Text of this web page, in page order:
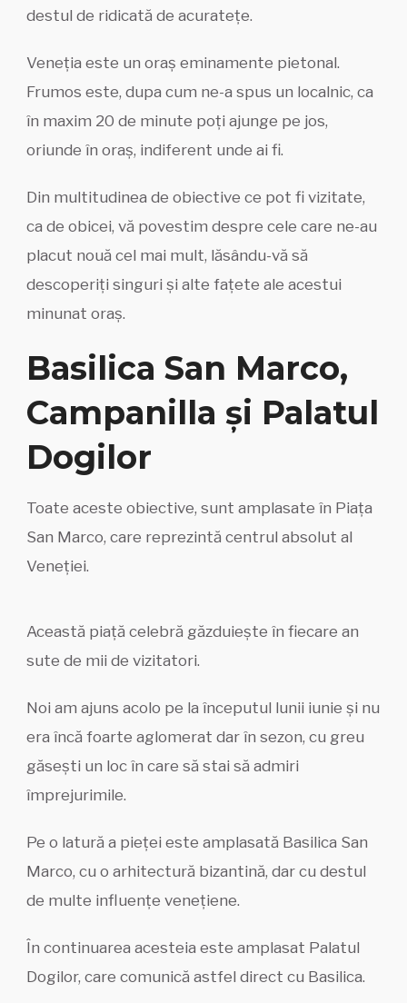
destul de ridicată de acuratețe.
Veneția este un oraș eminamente pietonal.
Frumos este, dupa cum ne-a spus un localnic, ca
în maxim 20 de minute poți ajunge pe jos,
oriunde în oraș, indiferent unde ai fi.
Din multitudinea de obiective ce pot fi vizitate,
ca de obicei, vă povestim despre cele care ne-au
placut nouă cel mai mult, lăsându-vă să
descoperiți singuri și alte fațete ale acestui
minunat oraș.
Basilica San Marco,
Campanilla și Palatul
Dogilor
Toate aceste obiective, sunt amplasate în Piața
San Marco, care reprezintă centrul absolut al
Veneției.
Această piață celebră găzduiește în fiecare an
sute de mii de vizitatori.
Noi am ajuns acolo pe la începutul lunii iunie și nu
era încă foarte aglomerat dar în sezon, cu greu
găsești un loc în care să stai să admiri
împrejurimile.
Pe o latură a pieței este amplasată Basilica San
Marco, cu o arhitectură bizantină, dar cu destul
de multe influențe venețiene.
În continuarea acesteia este amplasat Palatul
Dogilor, care comunică astfel direct cu Basilica.